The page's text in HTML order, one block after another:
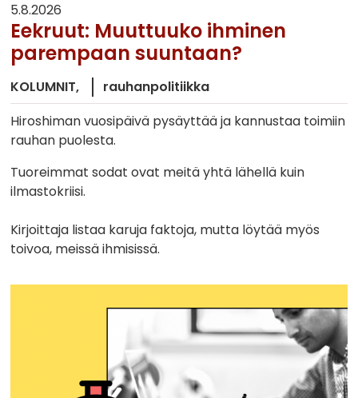
5.8.2026
Eekruut: Muuttuuko ihminen
parempaan suuntaan?
KOLUMNIT
rauhanpolitiikka
Hiroshiman vuosipäivä pysäyttää ja kannustaa toimiin
rauhan puolesta.
Tuoreimmat sodat ovat meitä yhtä lähellä kuin
ilmastokriisi.
Kirjoittaja listaa karuja faktoja, mutta löytää myös
toivoa, meissä ihmisissä.